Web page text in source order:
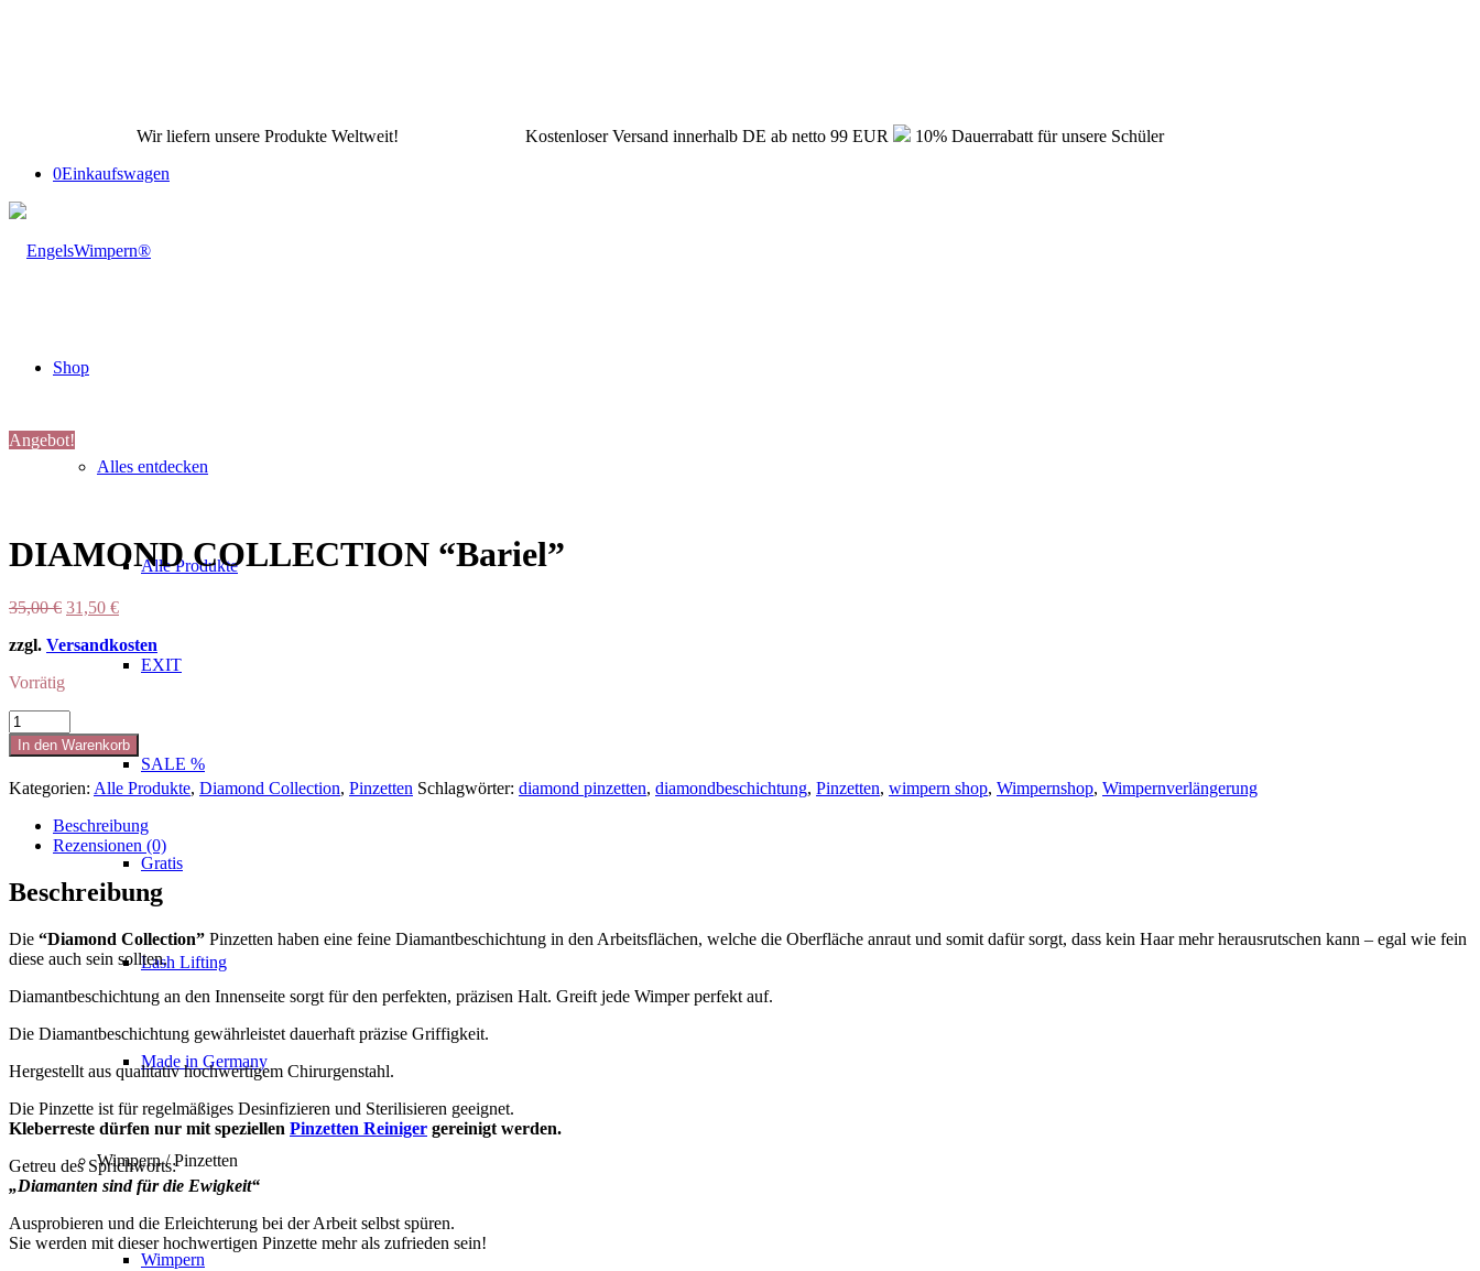
Wir liefern unsere Produkte Weltweit! Kostenloser Versand innerhalb DE ab netto 99 EUR
10% Dauerrabatt für unsere Schüler
0Einkaufswagen
Shop
Alles entdecken
Alle Produkte
EXIT
SALE %
Gratis
Lash Lifting
Made in Germany
Wimpern / Pinzetten
Wimpern
Angebot!
DIAMOND COLLECTION “Bariel”
35,00€ Ursprünglicher
war:
31,50 €Aktueller
ist:
31,50 €.
zzgl. Versandkosten
Vorrätig
DIAMOND
COLLECTION
“Bariel"
Menge
In den Warenkorb
Kategorien: Alle Produkte, Diamond Collection, Pinzetten Schlagwörter: diamond pinzetten, diamondbeschichtung, Pinzetten, wimpern shop, Wimpernshop, Wimpernverlängerung
Beschreibung
Rezensionen (0)
Beschreibung
Die “Diamond Collection” Pinzetten haben eine feine Diamantbeschichtung in den Arbeitsflächen, welche die Oberfläche anraut und somit dafür sorgt, dass kein Haar mehr herausrutschen kann – egal wie fein
diese auch sein sollten.
Diamantbeschichtung an den Innenseite sorgt für den perfekten, präzisen Halt. Greift jede Wimper perfekt auf.
Die Diamantbeschichtung gewährleistet dauerhaft präzise Griffigkeit.
Hergestellt aus qualitativ hochwertigem Chirurgenstahl.
Die Pinzette ist für regelmäßiges Desinfizieren und Sterilisieren geeignet.
Kleberreste dürfen nur mit speziellen Pinzetten Reiniger gereinigt werden.
Getreu des Sprichworts:
„Diamanten sind für die Ewigkeit“
Ausprobieren und die Erleichterung bei der Arbeit selbst spüren.
Sie werden mit dieser hochwertigen Pinzette mehr als zufrieden sein!